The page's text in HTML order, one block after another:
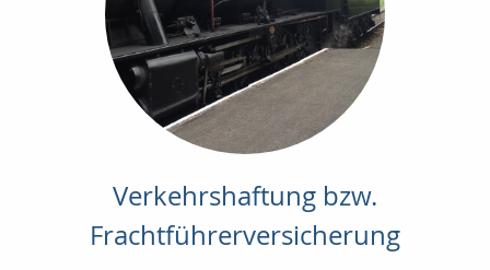
Verkehrshaftung bzw.
Frachtführerversicherung